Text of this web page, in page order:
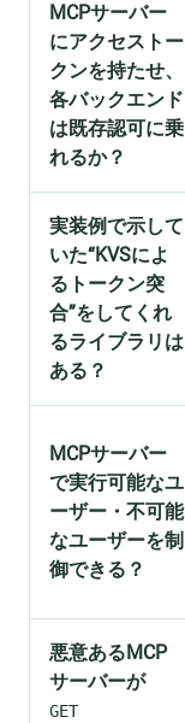
MCPサーバー
にアクセストー
クンを持たせ、
各バックエンド
は既存認可に乗
れるか？
実装例で示して
いた“KVSによ
るトークン突
合”をしてくれ
るライブラリは
ある？
MCPサーバー
で実行可能なユ
ーザー・不可能
なユーザーを制
御できる？
悪意あるMCP
サーバーが
GET